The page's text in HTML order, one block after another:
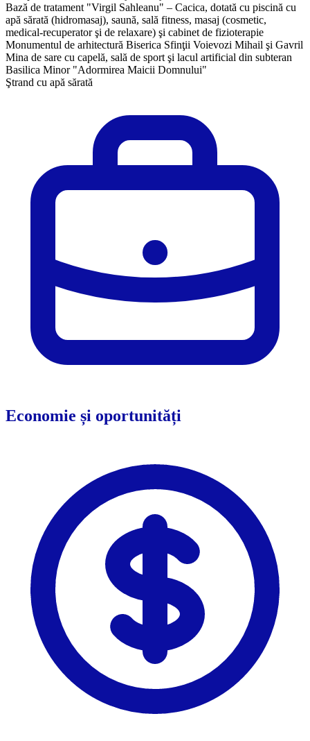
Bază de tratament "Virgil Sahleanu" – Cacica, dotată cu piscină cu
apă sărată (hidromasaj), saună, sală fitness, masaj (cosmetic,
medical-recuperator şi de relaxare) şi cabinet de fizioterapie
Monumentul de arhitectură Biserica Sfinţii Voievozi Mihail şi Gavril
Mina de sare cu capelă, sală de sport şi lacul artificial din subteran
Basilica Minor "Adormirea Maicii Domnului"
Ştrand cu apă sărată
Economie și oportunități